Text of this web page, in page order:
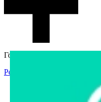
Гостевой доступ
Регистрация